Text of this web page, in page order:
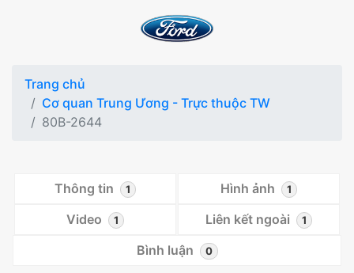
Trang chủ
Cơ quan Trung Ương - Trực thuộc TW
80B-2644
Thông tin 1 Hình ảnh 1
Video 1 Liên kết ngoài 1
Bình luận 0